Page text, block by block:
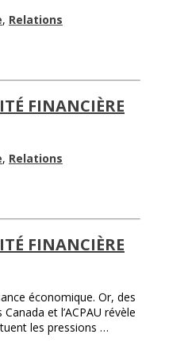
, Relations
FINANCIÈRE
, Relations
FINANCIÈRE
économique. Or, des
et l’ACPAU révèle
les pressions …